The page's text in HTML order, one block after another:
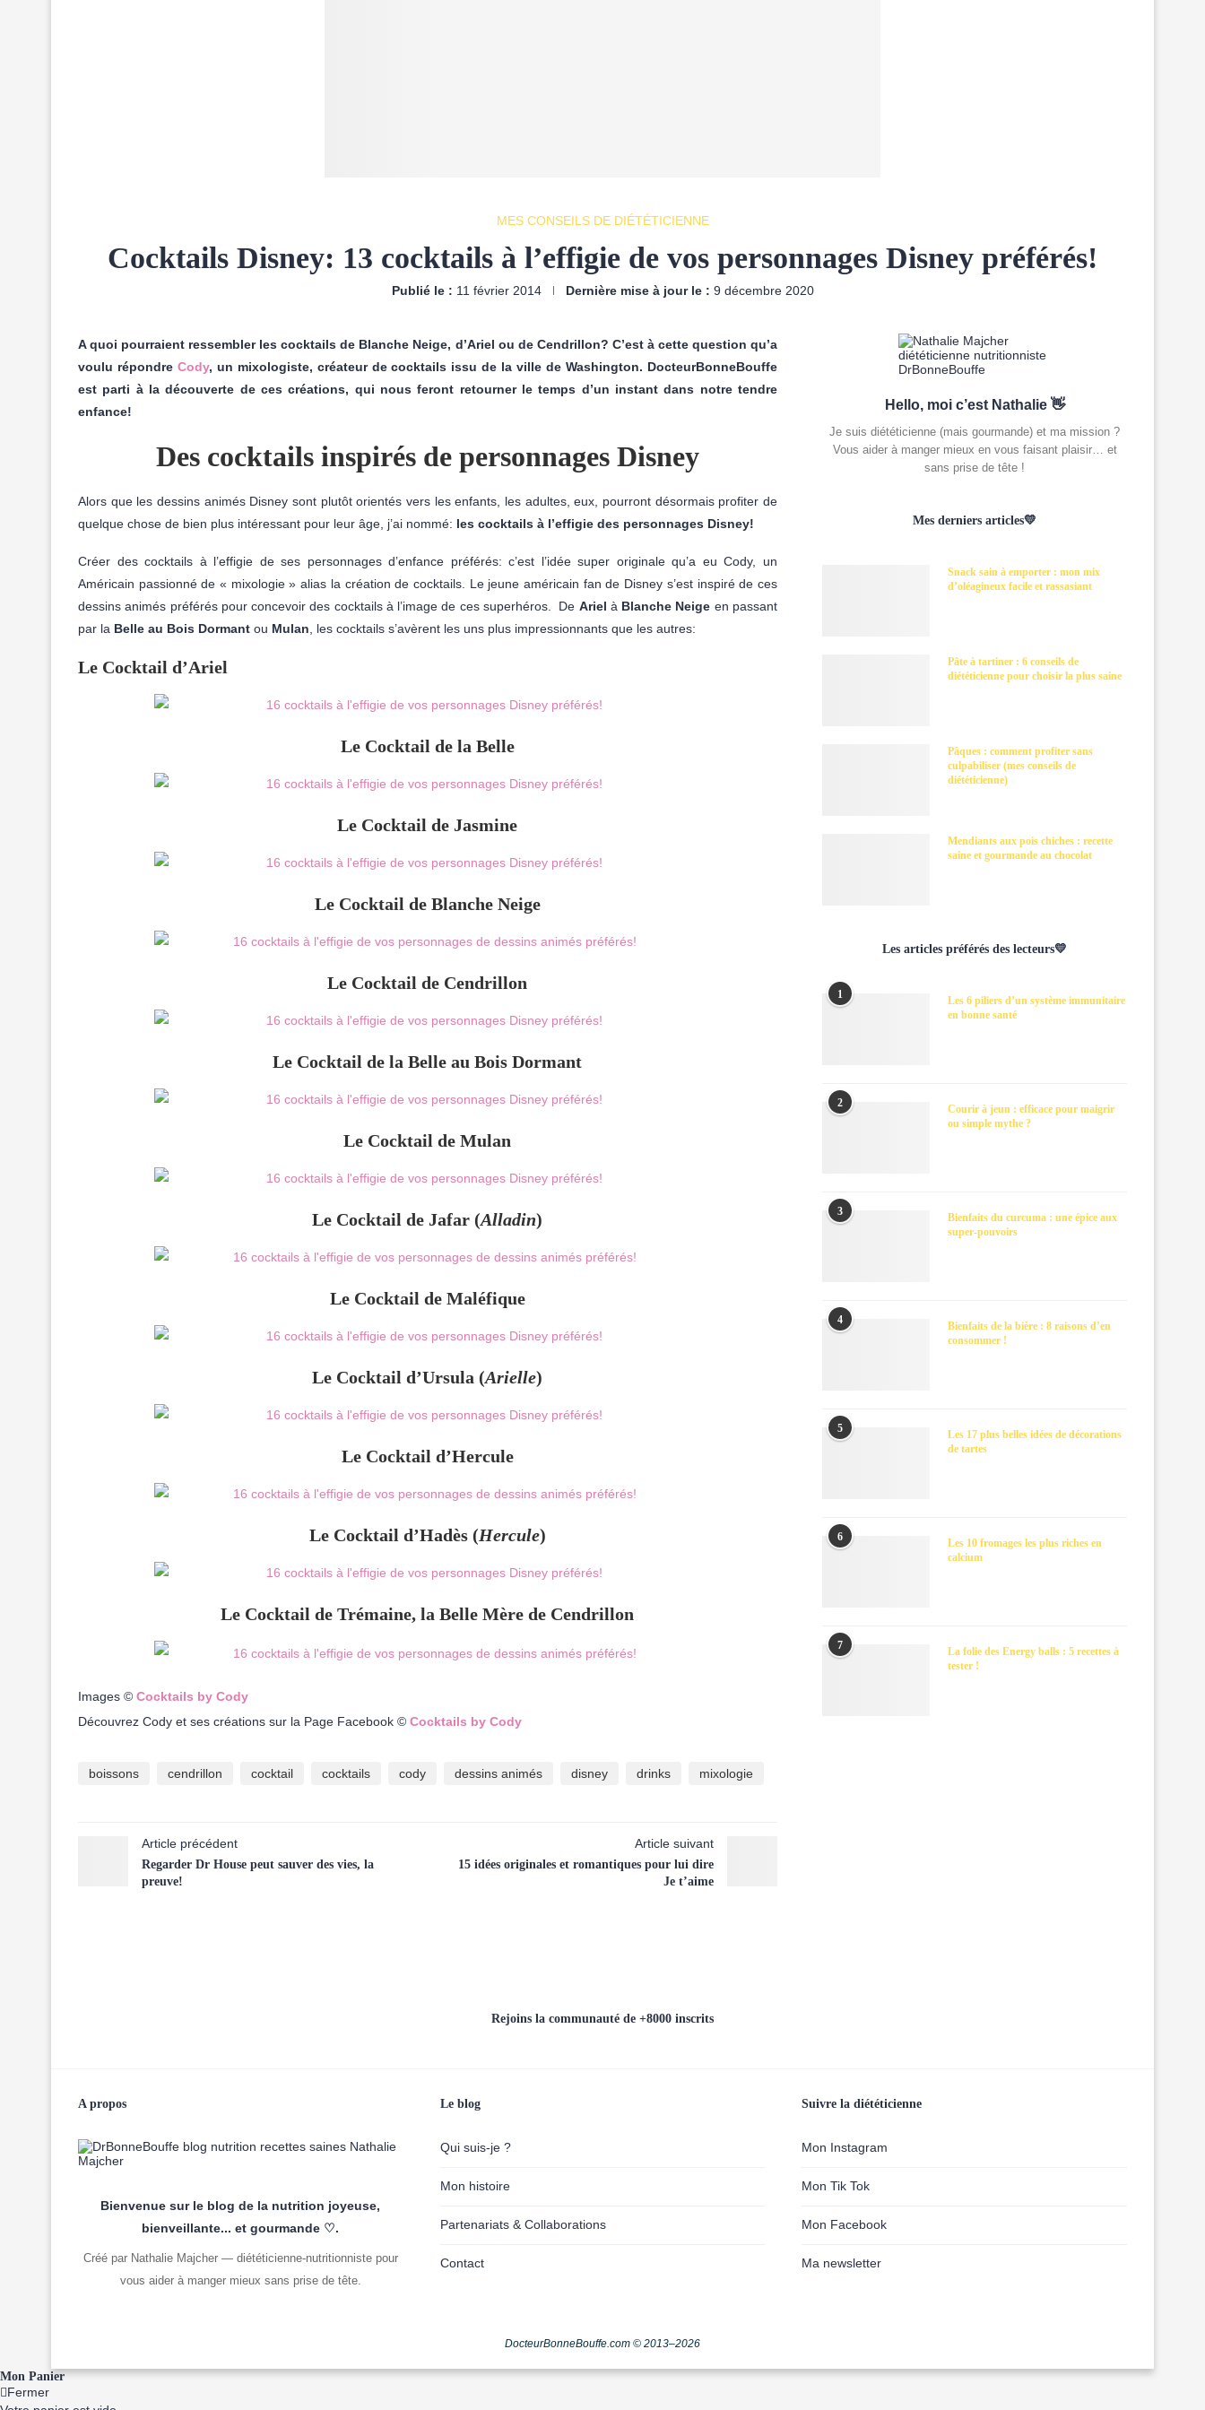
MES CONSEILS DE DIÉTÉTICIENNE
Cocktails Disney: 13 cocktails à l’effigie de vos personnages Disney préférés!
Publié le : 11 février 2014 Dernière mise à jour le : 9 décembre 2020
A quoi pourraient ressembler les cocktails de Blanche Neige, d’Ariel ou de Cendrillon? C’est à cette question qu’a
voulu répondre Cody, un mixologiste, créateur de cocktails issu de la ville de Washington. DocteurBonneBouffe
est parti à la découverte de ces créations, qui nous feront retourner le temps d’un instant dans notre tendre
enfance!
Des cocktails inspirés de personnages Disney
Alors que les dessins animés Disney sont plutôt orientés vers les enfants, les adultes, eux, pourront désormais profiter de
quelque chose de bien plus intéressant pour leur âge, j’ai nommé: les cocktails à l’effigie des personnages Disney!
Créer des cocktails à l’effigie de ses personnages d’enfance préférés: c’est l’idée super originale qu’a eu Cody, un
Américain passionné de « mixologie » alias la création de cocktails. Le jeune américain fan de Disney s’est inspiré de ces
dessins animés préférés pour concevoir des cocktails à l’image de ces superhéros. De Ariel à Blanche Neige en passant
par la Belle au Bois Dormant ou Mulan , les cocktails s’avèrent les uns plus impressionnants que les autres:
Le Cocktail d’Ariel
Le Cocktail de la Belle
Le Cocktail de Jasmine
Le Cocktail de Blanche Neige
Le Cocktail de Cendrillon
Le Cocktail de la Belle au Bois Dormant
Le Cocktail de Mulan
Le Cocktail de Jafar (Alladin)
Le Cocktail de Maléfique
Le Cocktail d’Ursula (Arielle)
Le Cocktail d’Hercule
Le Cocktail d’Hadès (Hercule)
Le Cocktail de Trémaine, la Belle Mère de Cendrillon
Images © Cocktails by Cody
Découvrez Cody et ses créations sur la Page Facebook © Cocktails by Cody
boissons cendrillon cocktail cocktails cody dessins animés disney drinks mixologie
Article précédent
Regarder Dr House peut sauver des vies, la
preuve!
Article suivant
15 idées originales et romantiques pour lui dire
Je t’aime
Hello, moi c’est Nathalie 👋
Je suis diététicienne (mais gourmande) et ma mission ?
Vous aider à manger mieux en vous faisant plaisir… et
sans prise de tête !
Mes derniers articles💛
Snack sain à emporter : mon mix
d’oléagineux facile et rassasiant
Pâte à tartiner : 6 conseils de
diététicienne pour choisir la plus saine
Pâques : comment profiter sans
culpabiliser (mes conseils de
diététicienne)
Mendiants aux pois chiches : recette
saine et gourmande au chocolat
Les articles préférés des lecteurs💛
1
Les 6 piliers d’un système immunitaire
en bonne santé
2
Courir à jeun : efficace pour maigrir
ou simple mythe ?
3
Bienfaits du curcuma : une épice aux
super-pouvoirs
4
Bienfaits de la bière : 8 raisons d’en
consommer !
5
Les 17 plus belles idées de décorations
de tartes
6
Les 10 fromages les plus riches en
calcium
7
La folie des Energy balls : 5 recettes à
tester !
Rejoins la communauté de +8000 inscrits
A propos
Bienvenue sur le blog de la nutrition joyeuse,
bienveillante... et gourmande ♡.
Créé par Nathalie Majcher — diététicienne-nutritionniste pour
vous aider à manger mieux sans prise de tête.
Le blog
Qui suis-je ?
Mon histoire
Partenariats & Collaborations
Contact
Suivre la diététicienne
Mon Instagram
Mon Tik Tok
Mon Facebook
Ma newsletter
DocteurBonneBouffe.com © 2013–2026
Mon Panier
Fermer